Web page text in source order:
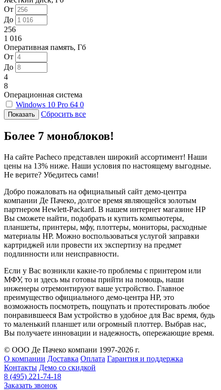
От
До
256
1 016
Оперативная память, Гб
От
До
4
8
Операционная система
Windows 10 Pro 64 0
Сбросить все
Более 7 моноблоков!
На сайте Pacheco представлен широкий ассортимент! Наши
цены на 13% ниже. Наши условия по настоящему выгодные.
Не верите? Убедитесь сами!
Добро пожаловать на официальный сайт демо-центра
компании Де Пачеко, долгое время являющейся золотым
партнером Hewlett-Packard. В нашем интернет магазине HP
Вы сможете найти, подобрать и купить компьютеры,
планшеты, принтеры, мфу, плоттеры, мониторы, расходные
материалы HP. Можно воспользоваться услугой заправки
картриджей или провести их экспертизу на предмет
подлинности или неисправности.
Если у Вас возникли какие-то проблемы с принтером или
МФУ, то и здесь мы готовы прийти на помощь, наши
инженеры отремонтируют ваше устройство. Главное
преимущество официального демо-центра HP, это
возможность посмотреть, пощупать и протестировать любое
понравившееся Вам устройство в удобное для Вас время, будь
то маленький планшет или огромный плоттер. Выбрав нас,
Вы получаете инновации и надежность, опережающие время.
© ООО Де Пачеко компани 1997-2026 г.
О компании Доставка Оплата Гарантия и поддержка
Контакты Демо со скидкой
8 (495) 221-74-18
Заказать звонок